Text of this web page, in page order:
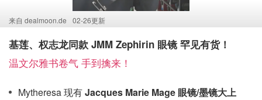
来自 dealmoon.de 02-26更新
基莲、权志龙同款 JMM Zephirin 眼镜 罕见有货！
温文尔雅书卷气 手到擒来！
Mytheresa 现有Jacques Marie Mage 眼镜/墨镜大上